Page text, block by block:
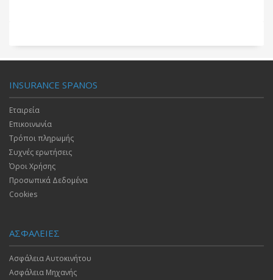
INSURANCE SPANOS
Εταιρεία
Επικοινωνία
Τρόποι πληρωμής
Συχνές ερωτήσεις
Όροι Χρήσης
Προσωπικά Δεδομένα
Cookies
ΑΣΦΑΛΕΙΕΣ
Ασφάλεια Αυτοκινήτου
Ασφάλεια Μηχανής